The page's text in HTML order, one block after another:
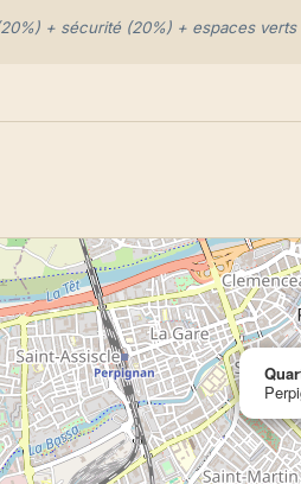
+ sécurité (20%) + espaces